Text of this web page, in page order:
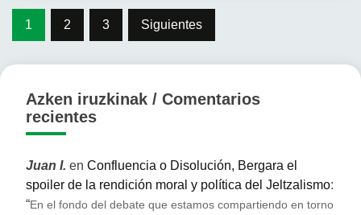
Paginación
1 2 3 Siguientes
Azken iruzkinak / Comentarios
recientes
Juan I. en Confluencia o Disolución, Bergara el
spoiler de la rendición moral y política del Jeltzalismo:
“En el fondo del debate que estamos compartiendo en torno